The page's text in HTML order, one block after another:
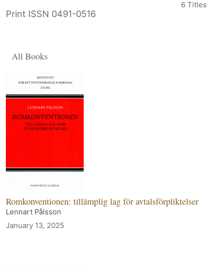
6 Titles
Print ISSN 0491-0516
All Books
Romkonventionen: tillämplig lag för avtalsförpliktelser
Lennart Pålsson
January 13, 2025